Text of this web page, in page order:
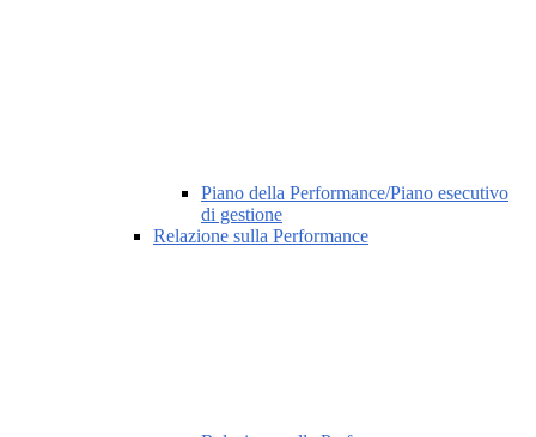
Piano della Performance/Piano esecutivo
di gestione
Relazione sulla Performance